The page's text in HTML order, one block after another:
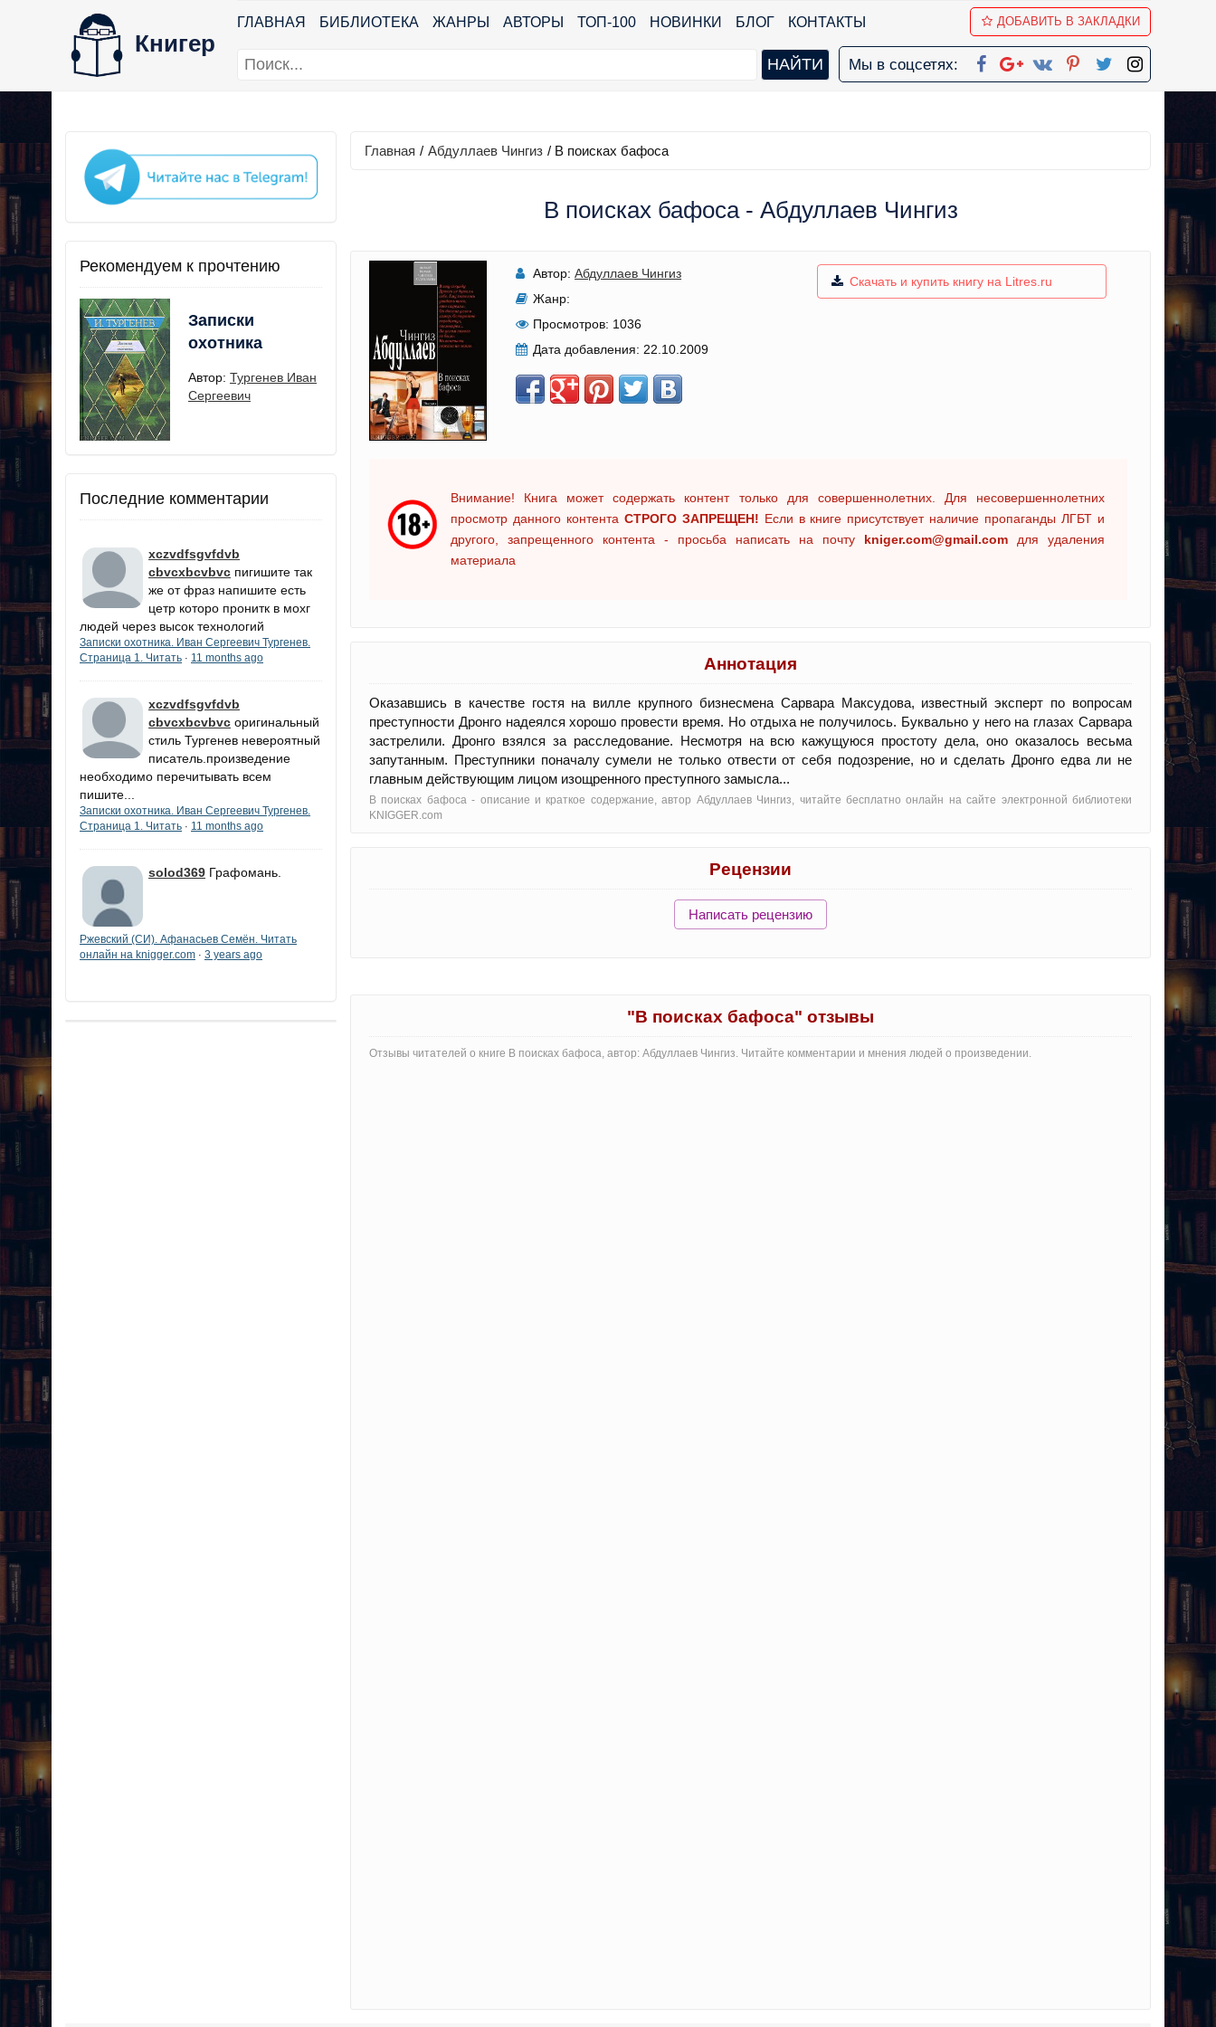
Книгер
ГЛАВНАЯ БИБЛИОТЕКА ЖАНРЫ АВТОРЫ ТОП-100 НОВИНКИ БЛОГ КОНТАКТЫ ДОБАВИТЬ В ЗАКЛАДКИ
Мы в соцсетях:
Рекомендуем к прочтению
Записки
охотника
Автор: Тургенев Иван
Сергеевич
Последние комментарии
xczvdfsgvfdvb
cbvcxbcvbvc пигишите так
же от фраз напишите есть
цетр которо пронитк в мохг
людей через высок технологий
Записки охотника. Иван Сергеевич Тургенев.
Страница 1. Читать · 11 months ago
xczvdfsgvfdvb
cbvcxbcvbvc оригинальный
стиль Тургенев невероятный
писатель.произведение
необходимо перечитывать всем
пишите...
Записки охотника. Иван Сергеевич Тургенев.
Страница 1. Читать · 11 months ago
solod369 Графомань.
Ржевский (СИ). Афанасьев Семён. Читать
онлайн на knigger.com · 3 years ago
Главная / Абдуллаев Чингиз / В поисках бафоса
В поисках бафоса - Абдуллаев Чингиз
Автор: Абдуллаев Чингиз
Жанр:
Просмотров: 1036
Дата добавления: 22.10.2009
Скачать и купить книгу на Litres.ru
Внимание! Книга может содержать контент только для совершеннолетних. Для несовершеннолетних
просмотр данного контента СТРОГО ЗАПРЕЩЕН! Если в книге присутствует наличие пропаганды ЛГБТ и
другого, запрещенного контента - просьба написать на почту kniger.com@gmail.com для удаления
материала
Аннотация
Оказавшись в качестве гостя на вилле крупного бизнесмена Сарвара Максудова, известный эксперт по вопросам
преступности Дронго надеялся хорошо провести время. Но отдыха не получилось. Буквально у него на глазах Сарвара
застрелили. Дронго взялся за расследование. Несмотря на всю кажущуюся простоту дела, оно оказалось весьма
запутанным. Преступники поначалу сумели не только отвести от себя подозрение, но и сделать Дронго едва ли не
главным действующим лицом изощренного преступного замысла...
В поисках бафоса - oписание и краткое содержание, автор Абдуллаев Чингиз, читайте бесплатно онлайн на сайте электронной библиотеки
KNIGGER.com
Рецензии
Написать рецензию
"В поисках бафоса" отзывы
Отзывы читателей о книге В поисках бафоса, автор: Абдуллаев Чингиз. Читайте комментарии и мнения людей о произведении.